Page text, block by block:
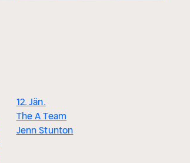
12. Jän.
The A Team
Jenn Stunton